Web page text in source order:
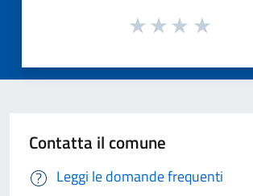
Contatta il comune
Leggi le domande frequenti